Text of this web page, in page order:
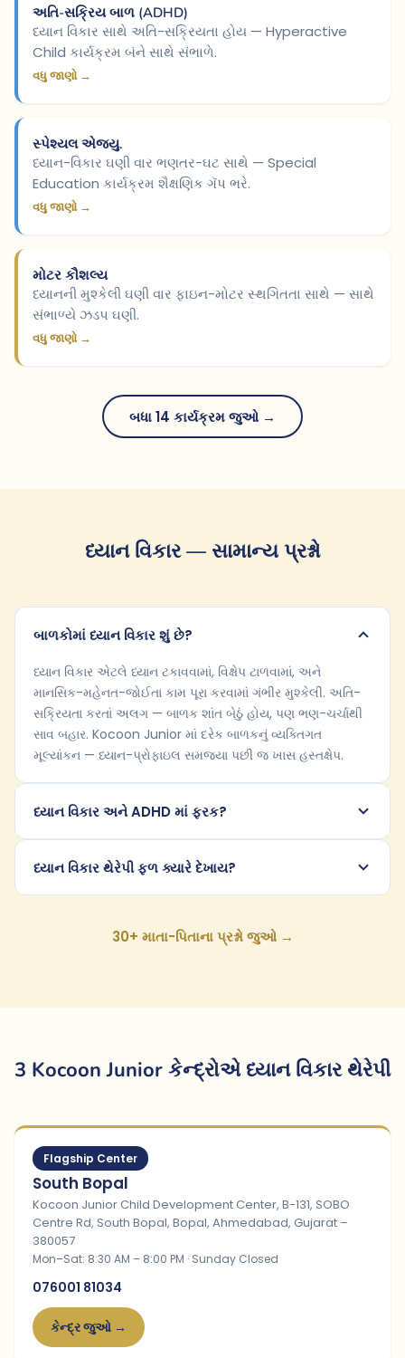
અતિ-સક્રિય બાળ (ADHD)
ધ્યાન વિકાર સાથે અતિ-સક્રિયતા હોય — Hyperactive
Child કાર્યક્રમ બંને સાથે સંભાળે.
વધુ જાણો →
સ્પેશ્યલ એજ્યુ.
ધ્યાન-વિકાર ઘણી વાર ભણતર-ઘટ સાથે — Special
Education કાર્યક્રમ શૈક્ષણિક ગૅપ ભરે.
વધુ જાણો →
મોટર કૌશલ્ય
ધ્યાનની મુશ્કેલી ઘણી વાર ફાઇન-મોટર સ્થગિતતા સાથે — સાથે
સંભાળ્યે ઝડપ ઘણી.
વધુ જાણો →
બધા 14 કાર્યક્રમ જુઓ →
ધ્યાન વિકાર — સામાન્ય પ્રશ્નો
બાળકોમાં ધ્યાન વિકાર શું છે?
ધ્યાન વિકાર એટલે ધ્યાન ટકાવવામાં, વિક્ષેપ ટાળવામાં, અને
માનસિક-મહેનત-જોઈતા કામ પૂરા કરવામાં ગંભીર મુશ્કેલી. અતિ-
સક્રિયતા કરતાં અલગ — બાળક શાંત બેઠું હોય, પણ ભણ-ચર્ચાથી
સાવ બહાર. Kocoon Junior માં દરેક બાળકનું વ્યક્તિગત
મૂલ્યાંકન — ધ્યાન-પ્રોફાઇલ સમજ્યા પછી જ ખાસ હસ્તક્ષેપ.
ધ્યાન વિકાર અને ADHD માં ફરક?
ધ્યાન વિકાર થેરેપી ફળ ક્યારે દેખાય?
30+ માતા-પિતાના પ્રશ્નો જુઓ →
3 Kocoon Junior કેન્દ્રોએ ધ્યાન વિકાર થેરેપી
Flagship Center
South Bopal
Kocoon Junior Child Development Center, B-131, SOBO
Centre Rd, South Bopal, Bopal, Ahmedabad, Gujarat –
380057
Mon–Sat: 8:30 AM – 8:00 PM · Sunday Closed
076001 81034
કેન્દ્ર જુઓ →